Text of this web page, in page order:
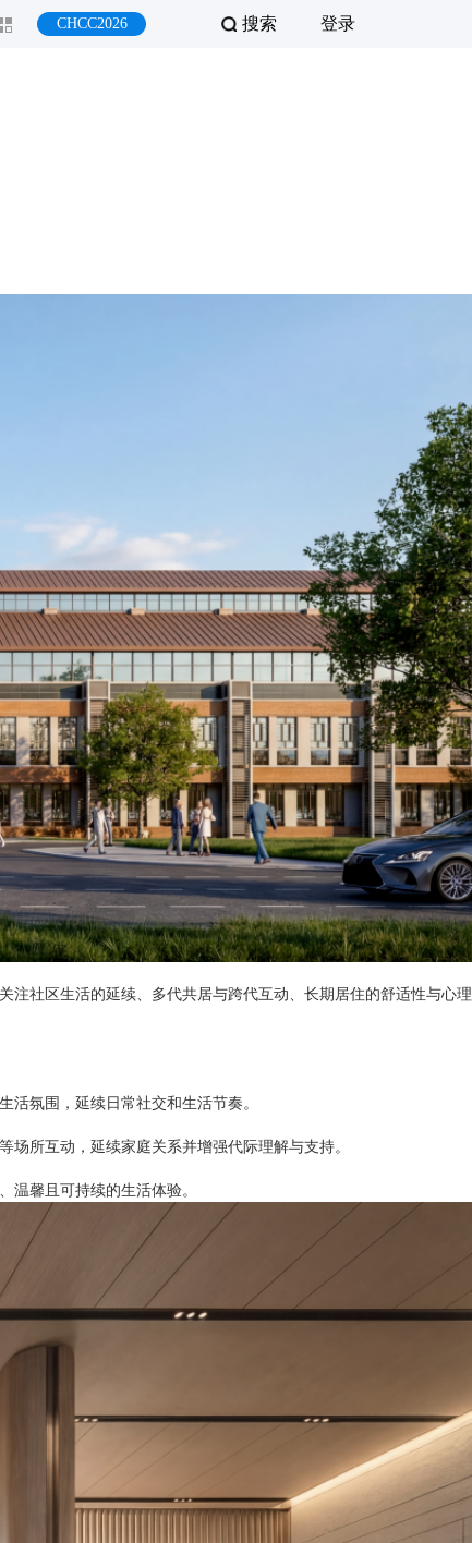
登录
搜索
CHCC2026
社区生活的延续、多代共居与跨代互动、长期居住的舒适性与心理
活氛围，延续日常社交和生活节奏。
所互动，延续家庭关系并增强代际理解与支持。
温馨且可持续的生活体验。